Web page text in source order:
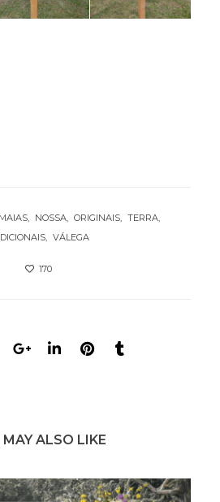
MAIAS NOSSA ORIGINAIS
TERRA
VÁLEGA
170
MAY ALSO LIKE